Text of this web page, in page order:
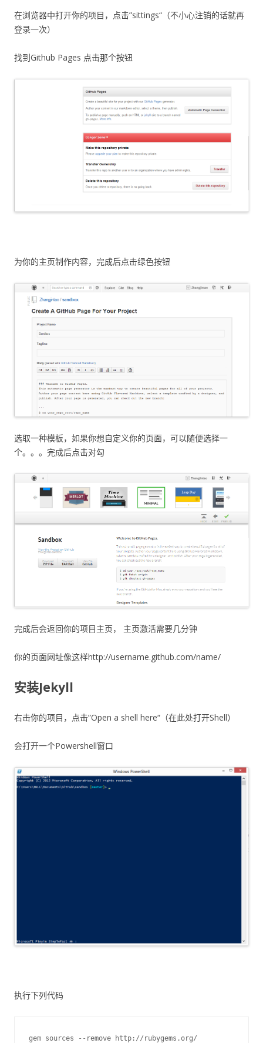
在浏览器中打开你的项目，点击”sittings“（不小心注销的话就再
登录一次）
找到Github Pages 点击那个按钮
为你的主页制作内容，完成后点击绿色按钮
选取一种模板，如果你想自定义你的页面，可以随便选择一
个。。。完成后点击对勾
完成后会返回你的项目主页， 主页激活需要几分钟
你的页面网址像这样http://username.github.com/name/
安装Jekyll
右击你的项目，点击”Open a shell here“（在此处打开Shell）
会打开一个Powershell窗口
执行下列代码